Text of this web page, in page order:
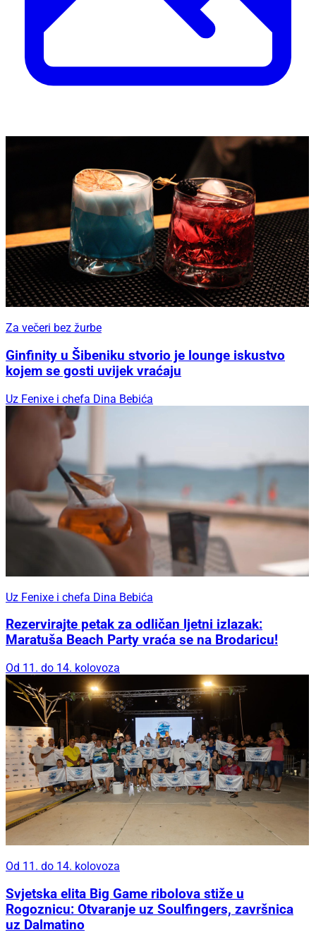
Za večeri bez žurbe
Ginfinity u Šibeniku stvorio je lounge iskustvo
kojem se gosti uvijek vraćaju
Uz Fenixe i chefa Dina Bebića
Uz Fenixe i chefa Dina Bebića
Rezervirajte petak za odličan ljetni izlazak:
Maratuša Beach Party vraća se na Brodaricu!
Od 11. do 14. kolovoza
Od 11. do 14. kolovoza
Svjetska elita Big Game ribolova stiže u
Rogoznicu: Otvaranje uz Soulfingers, završnica
uz Dalmatino